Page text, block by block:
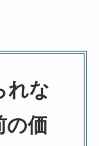
れな
の価